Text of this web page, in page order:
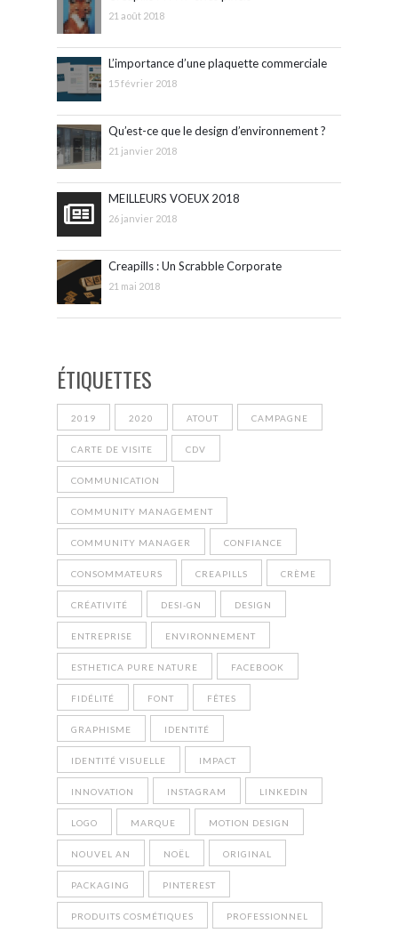
21 août 2018
L’importance d’une plaquette commerciale
15 février 2018
Qu’est-ce que le design d’environnement ?
21 janvier 2018
MEILLEURS VOEUX 2018
26 janvier 2018
Creapills : Un Scrabble Corporate
21 mai 2018
ÉTIQUETTES
2019 2020 ATOUT CAMPAGNE
CARTE DE VISITE CDV
COMMUNICATION
COMMUNITY MANAGEMENT
COMMUNITY MANAGER CONFIANCE
CONSOMMATEURS CREAPILLS CRÈME
CRÉATIVITÉ DESI-GN DESIGN
ENTREPRISE ENVIRONNEMENT
ESTHETICA PURE NATURE FACEBOOK
FIDÉLITÉ FONT FÊTES
GRAPHISME IDENTITÉ
IDENTITÉ VISUELLE IMPACT
INNOVATION INSTAGRAM LINKEDIN
LOGO MARQUE MOTION DESIGN
NOUVEL AN NOËL ORIGINAL
PACKAGING PINTEREST
PRODUITS COSMÉTIQUES PROFESSIONNEL